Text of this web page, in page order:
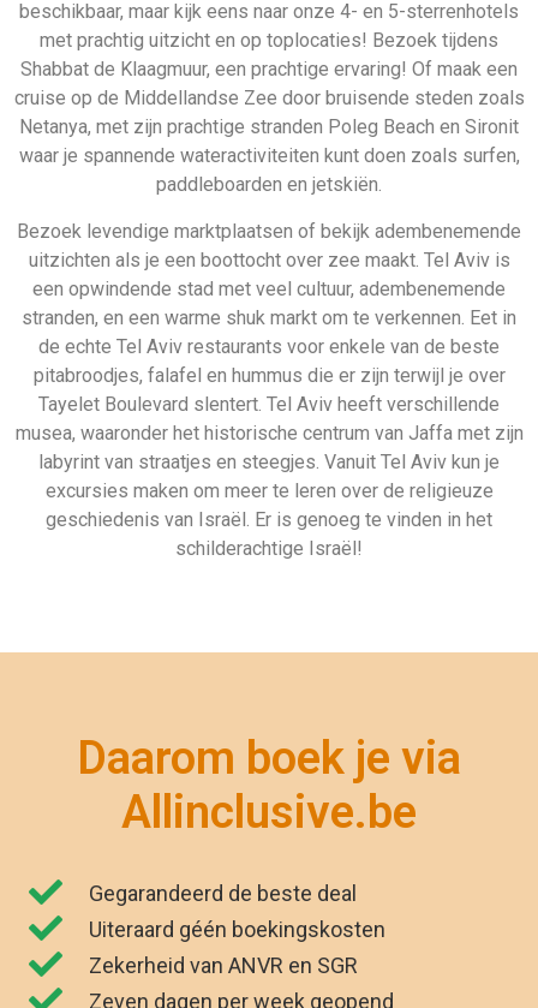
beschikbaar, maar kijk eens naar onze 4- en 5-sterrenhotels
met prachtig uitzicht en op toplocaties! Bezoek tijdens
Shabbat de Klaagmuur, een prachtige ervaring! Of maak een
cruise op de Middellandse Zee door bruisende steden zoals
Netanya, met zijn prachtige stranden Poleg Beach en Sironit
waar je spannende wateractiviteiten kunt doen zoals surfen,
paddleboarden en jetskiën.
Bezoek levendige marktplaatsen of bekijk adembenemende
uitzichten als je een boottocht over zee maakt. Tel Aviv is
een opwindende stad met veel cultuur, adembenemende
stranden, en een warme shuk markt om te verkennen. Eet in
de echte Tel Aviv restaurants voor enkele van de beste
pitabroodjes, falafel en hummus die er zijn terwijl je over
Tayelet Boulevard slentert. Tel Aviv heeft verschillende
musea, waaronder het historische centrum van Jaffa met zijn
labyrint van straatjes en steegjes. Vanuit Tel Aviv kun je
excursies maken om meer te leren over de religieuze
geschiedenis van Israël. Er is genoeg te vinden in het
schilderachtige Israël!
Daarom boek je via
Allinclusive.be
Gegarandeerd de beste deal
Uiteraard géén boekingskosten
Zekerheid van ANVR en SGR
Zeven dagen per week geopend